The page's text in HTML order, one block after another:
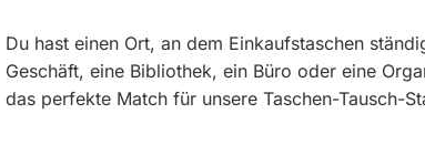
Du hast einen Ort, an dem Einkaufstaschen
Geschäft, eine Bibliothek, ein Büro oder eine
das perfekte Match für unsere Taschen-Tausch-